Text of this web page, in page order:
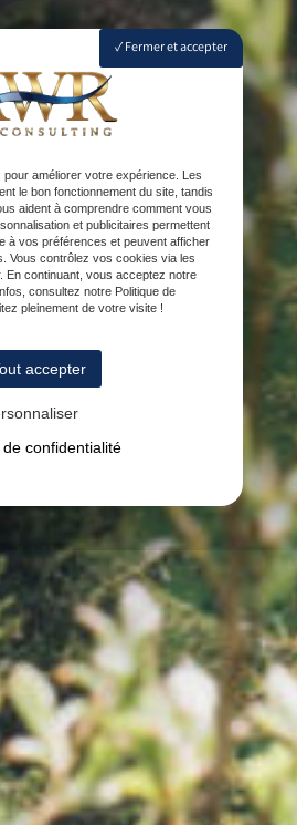
Fermer et accepter
améliorer votre expérience. Les
le bon fonctionnement du site, tandis
aident à comprendre comment vous
et publicitaires permettent
à vos préférences et peuvent afficher
Vous contrôlez vos cookies via les
En continuant, vous acceptez notre
consultez notre Politique de
pleinement de votre visite !
accepter
de confidentialité